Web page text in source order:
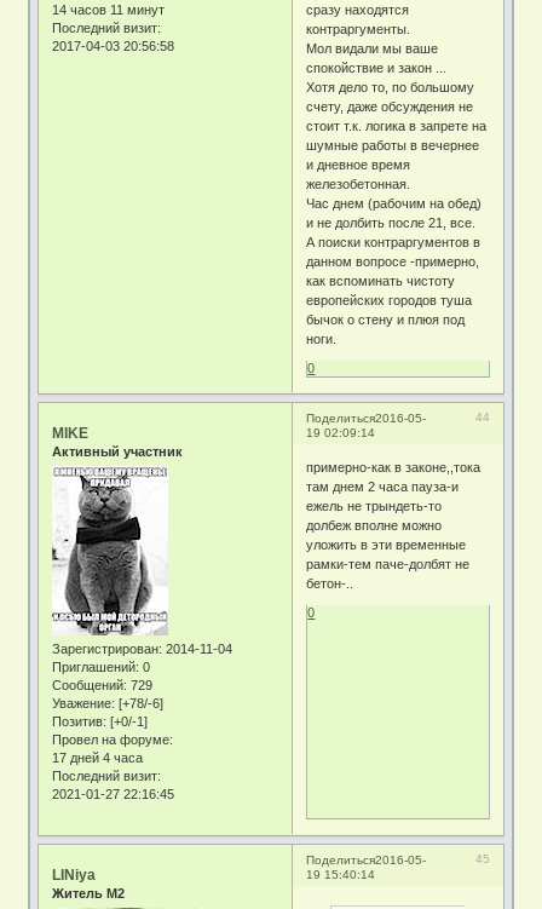
14 часов 11 минут
Последний визит:
2017-04-03 20:56:58
сразу находятся
контраргументы.
Мол видали мы ваше
спокойствие и закон ...
Хотя дело то, по большому
счету, даже обсуждения не
стоит т.к. логика в запрете на
шумные работы в вечернее
и дневное время
железобетонная.
Час днем (рабочим на обед)
и не долбить после 21, все.
А поиски контраргументов в
данном вопросе -примерно,
как вспоминать чистоту
европейских городов туша
бычок о стену и плюя под
ноги.
0
Поделиться 44
2016-05-
19 02:09:14
MIKE
Активный участник
Зарегистрирован: 2014-11-04
Приглашений: 0
Сообщений: 729
Уважение: [+78/-6]
Позитив: [+0/-1]
Провел на форуме:
17 дней 4 часа
Последний визит:
2021-01-27 22:16:45
примерно-как в законе,,тока
там днем 2 часа пауза-и
ежель не трындеть-то
долбеж вполне можно
уложить в эти временные
рамки-тем паче-долбят не
бетон-..
0
Поделиться 45
2016-05-
19 15:40:14
LINiya
Житель М2